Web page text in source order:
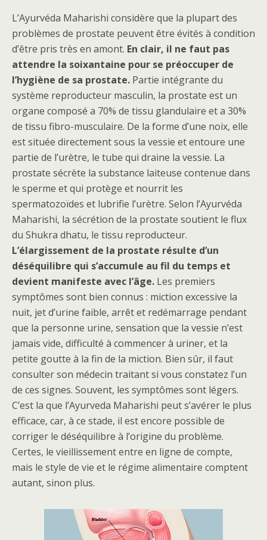
L’Ayurvéda Maharishi considère que la plupart des
problèmes de prostate peuvent être évités à condition
d’être pris très en amont. En clair, il ne faut pas
attendre la soixantaine pour se préoccuper de
l’hygiène de sa prostate. Partie intégrante du
système reproducteur masculin, la prostate est un
organe composé a 70% de tissu glandulaire et a 30%
de tissu fibro-musculaire. De la forme d’une noix, elle
est située directement sous la vessie et entoure une
partie de l’urètre, le tube qui draine la vessie. La
prostate sécrète la substance laiteuse contenue dans
le sperme et qui protège et nourrit les
spermatozoïdes et lubrifie l’urètre. Selon l’Ayurvéda
Maharishi, la sécrétion de la prostate soutient le flux
du Shukra dhatu, le tissu reproducteur.
L’élargissement de la prostate résulte d’un
déséquilibre qui s’accumule au fil du temps et
devient manifeste avec l’âge. Les premiers
symptômes sont bien connus : miction excessive la
nuit, jet d’urine faible, arrêt et redémarrage pendant
que la personne urine, sensation que la vessie n’est
jamais vide, difficulté à commencer à uriner, et la
petite goutte à la fin de la miction. Bien sûr, il faut
consulter son médecin traitant si vous constatez l’un
de ces signes. Souvent, les symptômes sont légers.
C’est la que l’Ayurveda Maharishi peut s’avérer le plus
efficace, car, à ce stade, il est encore possible de
corriger le déséquilibre à l’origine du problème.
Certes, le vieillissement entre en ligne de compte,
mais le style de vie et le régime alimentaire comptent
autant, sinon plus.